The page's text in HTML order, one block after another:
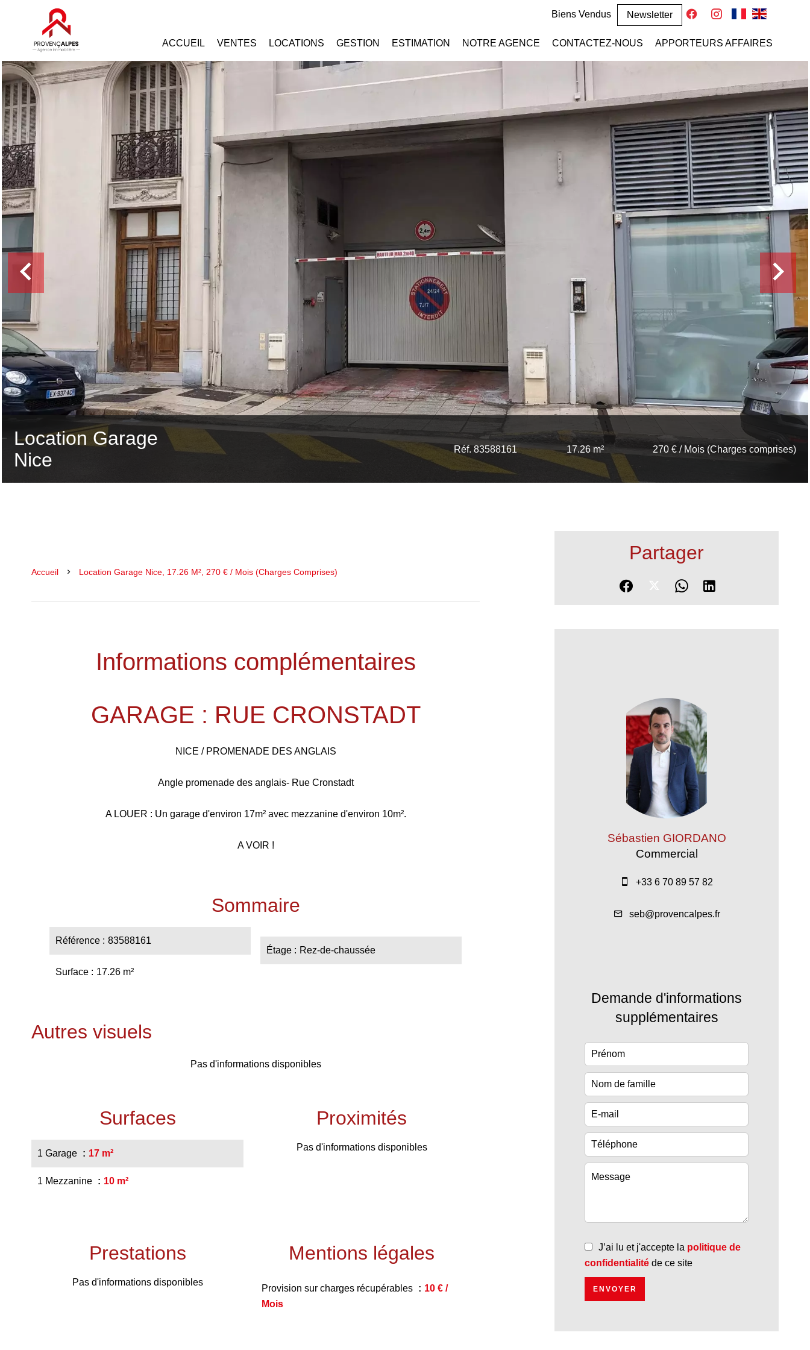
Biens Vendus Newsletter
ACCUEIL VENTES LOCATIONS GESTION ESTIMATION NOTRE AGENCE CONTACTEZ-NOUS APPORTEURS AFFAIRES
Location Garage
Nice
Réf. 83588161 17.26 m² 270 € / Mois (Charges comprises)
Accueil Location Garage Nice, 17.26 M², 270 € / Mois (Charges Comprises)
Informations complémentaires
GARAGE : RUE CRONSTADT
NICE / PROMENADE DES ANGLAIS
Angle promenade des anglais- Rue Cronstadt
A LOUER : Un garage d'environ 17m² avec mezzanine d'environ 10m².
A VOIR !
Sommaire
Référence 83588161
Surface 17.26 m²
Étage Rez-de-chaussée
Autres visuels
Pas d'informations disponibles
Surfaces
1 Garage 17 m²
1 Mezzanine 10 m²
Proximités
Pas d'informations disponibles
Prestations
Pas d'informations disponibles
Mentions légales
Provision sur charges récupérables
10 € /
Mois
Partager
Sébastien GIORDANO
Commercial
+33 6 70 89 57 82
seb@provencalpes.fr
Demande d'informations
supplémentaires
J’ai lu et j'accepte la politique de
confidentialité de ce site
ENVOYER